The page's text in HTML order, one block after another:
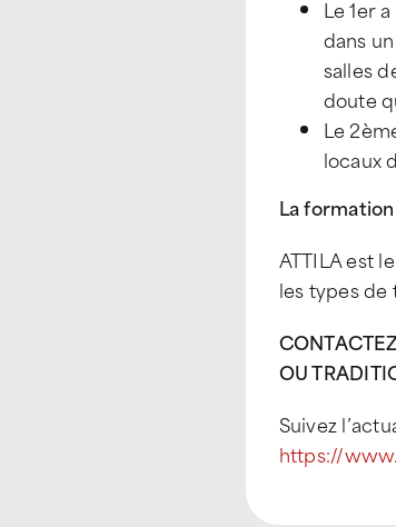
Le 1er
dans
salles
doute
Le
locaux
La
ATTILA est
les types de
OU
Suivez
https://